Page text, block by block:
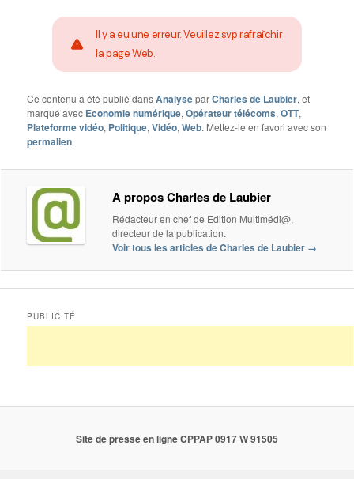
Il y a eu une erreur. Veuillez svp rafraîchir
la page Web.
Ce contenu a été publié dansAnalyseparCharles de Laubier, et
marqué avec Economie numérique,Opérateur télécoms,OTT,
Plateforme vidéo, Politique,Vidéo,Web. Mettez-le en favori avec son
permalien.
A propos Charles de Laubier
Rédacteur en chef de Edition Multimédi@,
directeur de la publication.
Voir tous les articles de Charles de Laubier →
PUBLICITÉ
Site de presse en ligne CPPAP 0917 W 91505